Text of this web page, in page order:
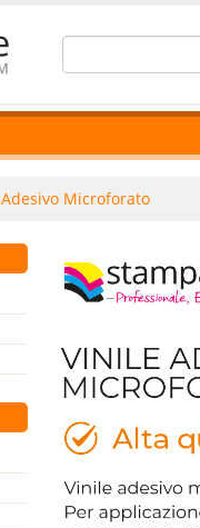
Adesivo Microforato